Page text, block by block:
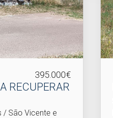
395.000€
/ São Vicente e